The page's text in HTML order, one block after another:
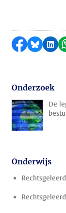
Delen op
Delen
Onderzoek
De
Onderwijs